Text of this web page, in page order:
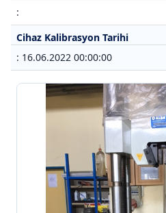
:
Cihaz Kalibrasyon Tarihi
: 16.06.2022 00:00:00